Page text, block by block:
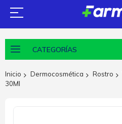
CATEGORÍAS
Inicio Dermocosmética Rostro
30Ml